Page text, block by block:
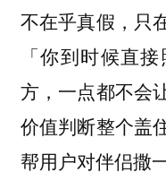
不在乎真假，只
「你到时候直
方，一点都不会
价值判断整个盖
帮用户对伴侣撒